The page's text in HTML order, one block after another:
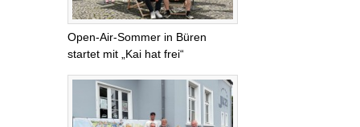
Open-Air-Sommer in Büren
startet mit „Kai hat frei“